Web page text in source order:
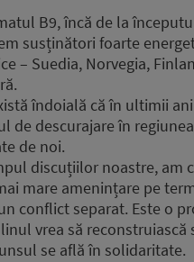
B9, încă de la
susținători foarte
– Suedia, Norvegia,
îndoială că în ultimii
de descurajare în
de noi.
discuțiilor noastre, am
mare amenințare pe
conflict separat. Este o
vrea să reconstruiască
se află în solidaritate.